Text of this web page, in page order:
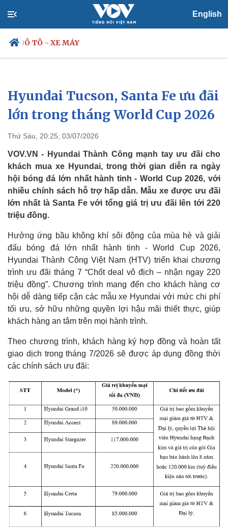
English
/Ô TÔ - XE MÁY
Chính trị
Đảng
Tổ chức nhân sự
Nhận diện sự thật
Xã hội
Tin 24h
Dự báo thời tiết
Việc làm
Biển đảo
Hyundai Tucson, Santa Fe ưu đãi
lớn trong tháng World Cup 2026
Thứ Sáu, 20:25, 03/07/2026
VOV.VN - Hyundai Thành Công mạnh tay ưu đãi cho
khách mua xe Hyundai, trong thời gian diễn ra ngày
hội bóng đá lớn nhất hành tinh - World Cup 2026, với
nhiều chính sách hỗ trợ hấp dẫn. Mẫu xe được ưu đãi
lớn nhất là Santa Fe với tổng giá trị ưu đãi lên tới 220
triệu đồng.
Hưởng ứng bầu không khí sôi động của mùa hè và giải
đấu bóng đá lớn nhất hành tinh - World Cup 2026,
Hyundai Thành Công Việt Nam (HTV) triển khai chương
trình ưu đãi tháng 7 “Chốt deal vô địch – nhận ngay 220
triệu đồng”. Chương trình mang đến cho khách hàng cơ
hội dễ dàng tiếp cận các mẫu xe Hyundai với mức chi phí
tối ưu, sở hữu những quyền lợi hậu mãi thiết thực, giúp
khách hàng an tâm trên mọi hành trình.
Theo chương trình, khách hàng ký hợp đồng và hoàn tất
giao dịch trong tháng 7/2026 sẽ được áp dụng đồng thời
các chính sách ưu đãi: